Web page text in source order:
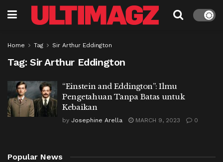
Home Tag Sir Arthur Eddington
Tag: Sir Arthur Eddington
“Einstein and Eddington”: Ilmu
Pengetahuan Tanpa Batas untuk
Kebaikan
by Josephine Arella MARCH 9, 2023 0
Popular News